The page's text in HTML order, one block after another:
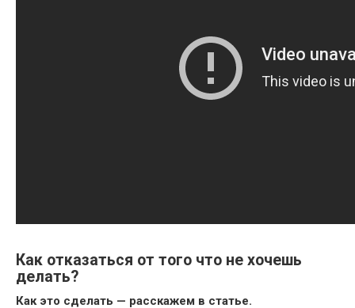
Как отказаться от того что не хочешь
делать?
Как это сделать — расскажем в статье.